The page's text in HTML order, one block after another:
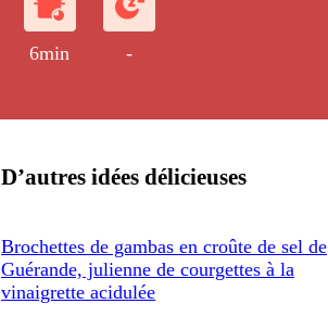
6min -
D’autres idées délicieuses
Brochettes de gambas en croûte de sel de
Guérande, julienne de courgettes à la
vinaigrette acidulée